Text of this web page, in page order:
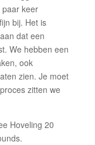
keer
bij. Het is
dat een
We hebben een
ook
zien. Je moet
zitten we
Hoveling 20